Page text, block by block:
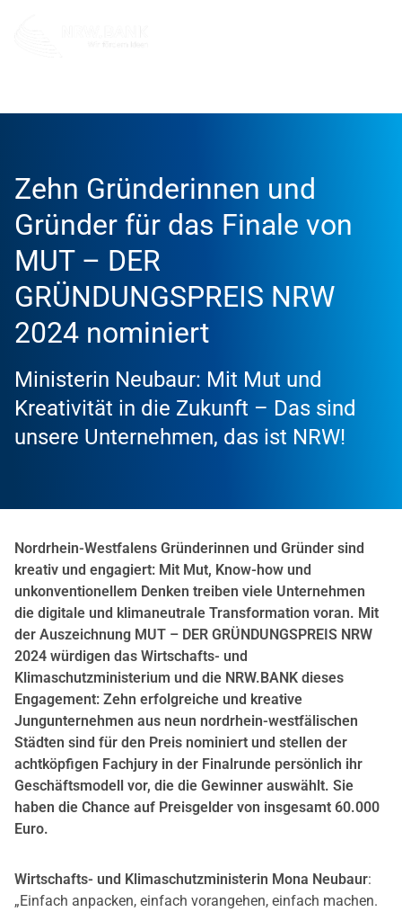
Zehn Gründerinnen und
Gründer für das Finale von
MUT – DER
GRÜNDUNGSPREIS NRW
2024 nominiert
Ministerin Neubaur: Mit Mut und
Kreativität in die Zukunft – Das sind
unsere Unternehmen, das ist NRW!
Nordrhein-Westfalens Gründerinnen und Gründer sind
kreativ und engagiert: Mit Mut, Know-how und
unkonventionellem Denken treiben viele Unternehmen
die digitale und klimaneutrale Transformation voran. Mit
der Auszeichnung MUT – DER GRÜNDUNGSPREIS NRW
2024 würdigen das Wirtschafts- und
Klimaschutzministerium und die NRW.BANK dieses
Engagement: Zehn erfolgreiche und kreative
Jungunternehmen aus neun nordrhein-westfälischen
Städten sind für den Preis nominiert und stellen der
achtköpfigen Fachjury in der Finalrunde persönlich ihr
Geschäftsmodell vor, die die Gewinner auswählt. Sie
haben die Chance auf Preisgelder von insgesamt 60.000
Euro.
Wirtschafts- und Klimaschutzministerin Mona Neubaur:
„Einfach anpacken, einfach vorangehen, einfach machen.